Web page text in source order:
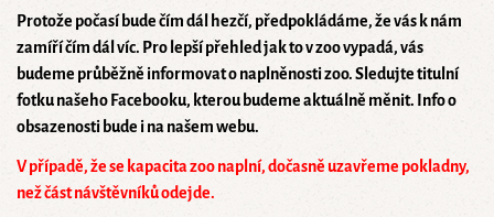
Protože počasí bude čím dál hezčí, předpokládáme, že vás k nám
zamíří čím dál víc. Pro lepší přehled jak to v zoo vypadá, vás
budeme průběžně informovat o naplněnosti zoo. Sledujte titulní
fotku našeho Facebooku, kterou budeme aktuálně měnit. Info o
obsazenosti bude i na našem webu.
V případě, že se kapacita zoo naplní, dočasně uzavřeme pokladny,
než část návštěvníků odejde.